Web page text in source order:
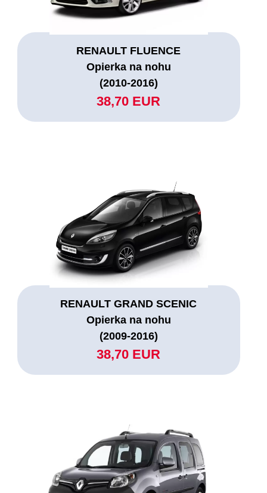
RENAULT FLUENCE
Opierka na nohu
(2010-2016)
38,70 EUR
RENAULT GRAND SCENIC
Opierka na nohu
(2009-2016)
38,70 EUR